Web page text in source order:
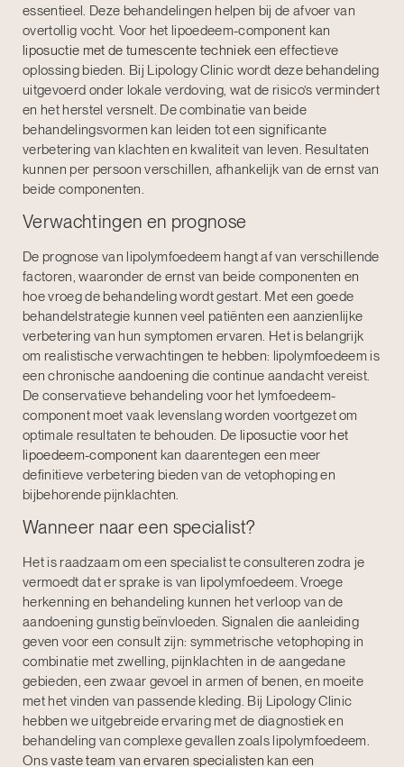
essentieel. Deze behandelingen helpen bij de afvoer van
overtollig vocht. Voor het lipoedeem-component kan
liposuctie met de tumescente techniek een effectieve
oplossing bieden. Bij Lipology Clinic wordt deze behandeling
uitgevoerd onder lokale verdoving, wat de risico’s vermindert
en het herstel versnelt. De combinatie van beide
behandelingsvormen kan leiden tot een significante
verbetering van klachten en kwaliteit van leven. Resultaten
kunnen per persoon verschillen, afhankelijk van de ernst van
beide componenten.
Verwachtingen en prognose
De prognose van lipolymfoedeem hangt af van verschillende
factoren, waaronder de ernst van beide componenten en
hoe vroeg de behandeling wordt gestart. Met een goede
behandelstrategie kunnen veel patiënten een aanzienlijke
verbetering van hun symptomen ervaren. Het is belangrijk
om realistische verwachtingen te hebben: lipolymfoedeem is
een chronische aandoening die continue aandacht vereist.
De conservatieve behandeling voor het lymfoedeem-
component moet vaak levenslang worden voortgezet om
optimale resultaten te behouden. De liposuctie voor het
lipoedeem-component kan daarentegen een meer
definitieve verbetering bieden van de vetophoping en
bijbehorende pijnklachten.
Wanneer naar een specialist?
Het is raadzaam om een specialist te consulteren zodra je
vermoedt dat er sprake is van lipolymfoedeem. Vroege
herkenning en behandeling kunnen het verloop van de
aandoening gunstig beïnvloeden. Signalen die aanleiding
geven voor een consult zijn: symmetrische vetophoping in
combinatie met zwelling, pijnklachten in de aangedane
gebieden, een zwaar gevoel in armen of benen, en moeite
met het vinden van passende kleding. Bij Lipology Clinic
hebben we uitgebreide ervaring met de diagnostiek en
behandeling van complexe gevallen zoals lipolymfoedeem.
Onsvaste team van ervaren specialisten kan een